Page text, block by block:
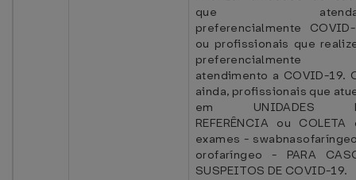
que
preferencialmente
ou profissionais que
preferencialmente
atendimento a COVID-19.
ainda, profissionais que
em UNIDADES
REFERÊNCIA ou COLETA
exames -
orofaríngeo - PARA
SUSPEITOS DE COVID-19.